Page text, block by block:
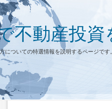
不動産投資
についての特選情報を説明するページです